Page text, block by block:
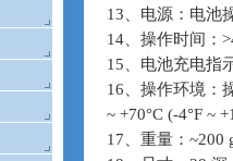
13、电源：电池
14、操作时间：
15、电池充电指
16、操作环境：
~ +70°C (-4°F ~
17、重量：~200